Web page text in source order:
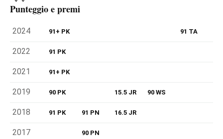
Punteggio e premi
2024 91+ PK 91 TA
2022 91 PK
2021 91+ PK
2019 90 PK 15.5 JR 90 WS
2018 91 PK 91 PN 16.5 JR
2017 90 PN